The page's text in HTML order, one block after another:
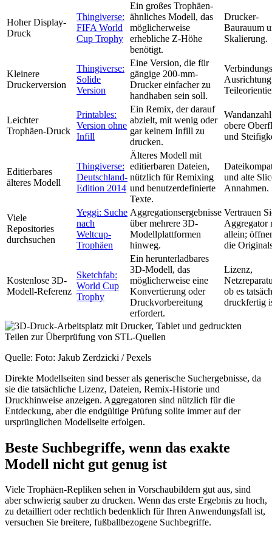
Hoher Display-
Druck
Thingiverse:
FIFA World
Cup Trophy
Ein großes Trophäen-
ähnliches Modell, das
möglicherweise
erhebliche Z-Höhe
benötigt.
Drucker-
Baurauum
Skalierung.
Kleinere
Druckerversion
Thingiverse:
Solide
Version
Eine Version, die für
gängige 200-mm-
Drucker einfacher zu
handhaben sein soll.
Leichter
Trophäen-Druck
Printables:
Version ohne
Infill
Ein Remix, der darauf
abzielt, mit wenig oder
gar keinem Infill zu
drucken.
obere
und
Editierbares
älteres Modell
Thingiverse:
Deutschland-
Edition 2014
Älteres Modell mit
editierbaren Dateien,
nützlich für Remixing
und benutzerdefinierte
Texte.
und alte
Annahmen.
Viele
Repositories
durchsuchen
Yeggi: Suche
nach
Weltcup-
Trophäen
Aggregationsergebnisse
über mehrere 3D-
Modellplattformen
hinweg.
Vertrauen
Aggregator
allein;
die
Kostenlose 3D-
Modell-Referenz
Sketchfab:
World Cup
Trophy
Ein herunterladbares
3D-Modell, das
möglicherweise eine
Konvertierung oder
Druckvorbereitung
erfordert.
Lizenz,
ob es
druckfertig
Quelle: Foto: Jakub Zerdzicki / Pexels
Direkte Modellseiten sind besser als generische Suchergebnisse, da
sie die tatsächliche Lizenz, Dateien, Remix-Historie und
Druckhinweise anzeigen. Aggregatoren sind nützlich für die
Entdeckung, aber die endgültige Prüfung sollte immer auf der
ursprünglichen Modellseite erfolgen.
Beste Suchbegriffe, wenn das exakte
Modell nicht gut genug ist
Viele Trophäen-Repliken sehen in Vorschaubildern gut aus, sind
aber schwierig sauber zu drucken. Wenn das erste Ergebnis zu hoch,
zu detailliert oder rechtlich bedenklich für Ihren Anwendungsfall ist,
versuchen Sie breitere, fußballbezogene Suchbegriffe.